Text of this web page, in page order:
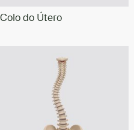
Colo do Útero